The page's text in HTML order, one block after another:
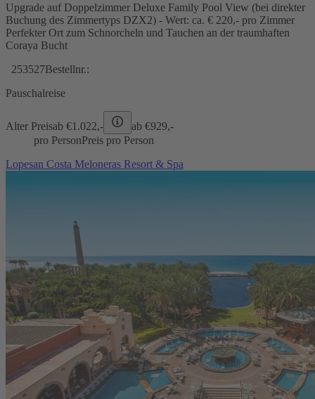
Upgrade auf Doppelzimmer Deluxe Family Pool View (bei direkter
Buchung des Zimmertyps DZX2) - Wert: ca. € 220,- pro Zimmer
Perfekter Ort zum Schnorcheln und Tauchen an der traumhaften
Coraya Bucht
253527Bestellnr.:
Pauschalreise
Alter Preisab €1.022,- ab €929,-
pro PersonPreis pro Person
Lopesan Costa Meloneras Resort & Spa